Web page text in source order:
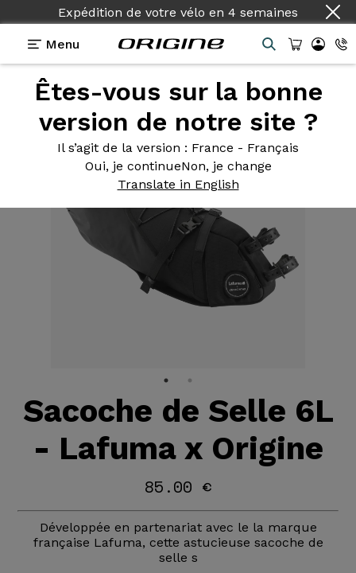
Expédition de votre vélo en 4 semaines
Menu
Êtes-vous sur la bonne
version de notre site ?
Il s’agit de la version : France - Français
Oui, je continueNon, je change
Translate in English
Equipements>Sacoche >de Selle 6L
Sacoche de Selle 6L
- Lafuma x Origine
85.00 €
Développée en partenariat avec le la marque
française Lafuma, cette astucieuse sacoche de
selle s